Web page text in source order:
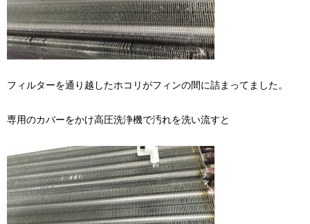
フィルターを通り越したホコリがフィンの間に詰まってました。
専用のカバーをかけ高圧洗浄機で汚れを洗い流すと